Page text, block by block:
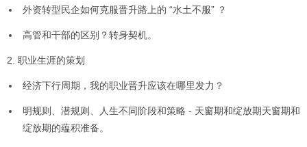
外资转型民企如何克服晋升路上的 “水土不服” ？
高管和干部的区别？转身契机。
2. 职业生涯的策划
经济下行周期，我的职业晋升应该在哪里发力？
明规则、潜规则、人生不同阶段和策略 - 天窗期和绽放期天窗期和
绽放期的蕴积准备。